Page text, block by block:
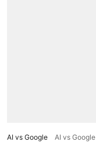
AI vs Google AI vs Google